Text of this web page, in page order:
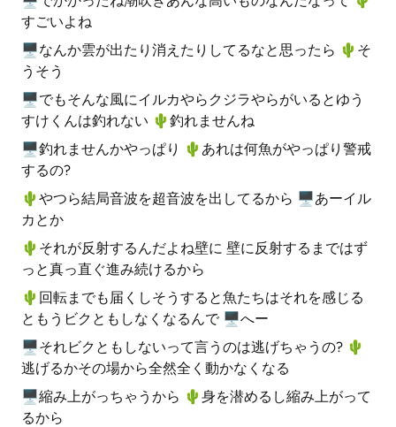
すごいよね
🖥なんか雲が出たり消えたりしてるなと思ったら 🌵️そ
うそう
🖥でもそんな風にイルカやらクジラやらがいるとゆう
すけくんは釣れない 🌵️釣れませんね
🖥釣れませんかやっぱり 🌵️あれは何魚がやっぱり警戒
するの?
🌵️やつら結局音波を超音波を出してるから 🖥あーイル
カとか
🌵️それが反射するんだよね壁に 壁に反射するまではず
っと真っ直ぐ進み続けるから
🌵️回転までも届くしそうすると魚たちはそれを感じる
ともうビクともしなくなるんで 🖥へー
🖥それビクともしないって言うのは逃げちゃうの? 🌵️
逃げるかその場から全然全く動かなくなる
🖥縮み上がっちゃうから 🌵️身を潜めるし縮み上がって
るから